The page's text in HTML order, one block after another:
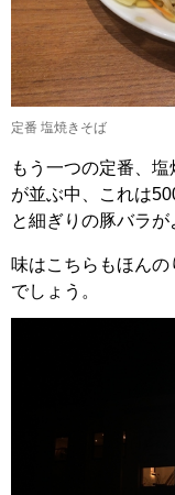
定番 塩焼きそば
もう一つの定番、
が並ぶ中、これは
と細ぎりの豚バラが
味はこちらもほん
でしょう。